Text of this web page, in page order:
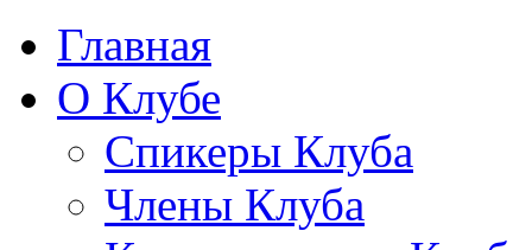
Главная
О Клубе
Спикеры Клуба
Члены Клуба